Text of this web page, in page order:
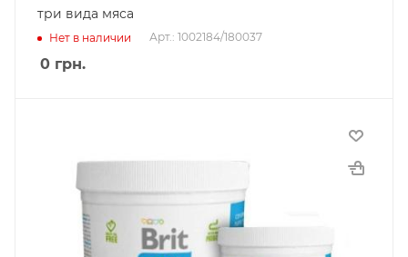
три вида мяса
Нет в наличии Арт.: 1002184/180037
0 грн.